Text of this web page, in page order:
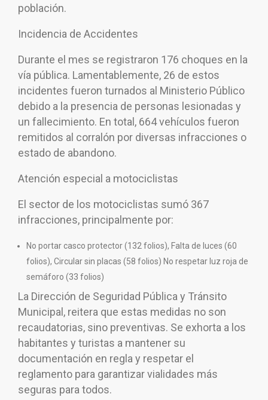
población.
Incidencia de Accidentes
Durante el mes se registraron 176 choques en la
vía pública. Lamentablemente, 26 de estos
incidentes fueron turnados al Ministerio Público
debido a la presencia de personas lesionadas y
un fallecimiento. En total, 664 vehículos fueron
remitidos al corralón por diversas infracciones o
estado de abandono.
Atención especial a motociclistas
El sector de los motociclistas sumó 367
infracciones, principalmente por:
No portar casco protector (132 folios), Falta de luces (60
folios), Circular sin placas (58 folios) No respetar luz roja de
semáforo (33 folios)
La Dirección de Seguridad Pública y Tránsito
Municipal, reitera que estas medidas no son
recaudatorias, sino preventivas. Se exhorta a los
habitantes y turistas a mantener su
documentación en regla y respetar el
reglamento para garantizar vialidades más
seguras para todos.